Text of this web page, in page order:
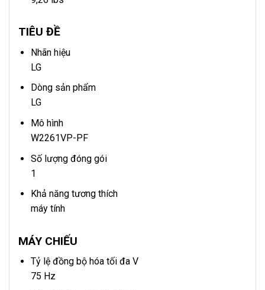
TIÊU ĐỀ
Nhãn hiệu
LG
Dòng sản phẩm
LG
Mô hình
W2261VP-PF
Số lượng đóng gói
1
Khả năng tương thích
máy tính
MÁY CHIẾU
Tỷ lệ đồng bộ hóa tối đa V
75 Hz